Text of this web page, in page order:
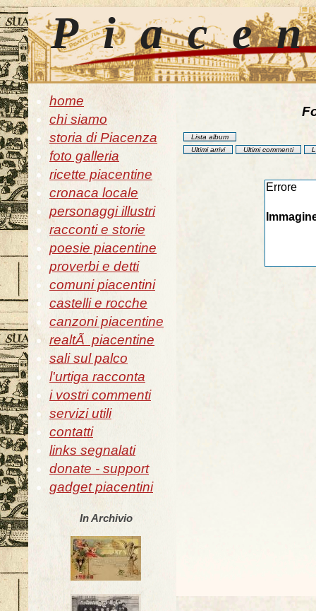
home
chi siamo
storia di Piacenza
foto galleria
ricette piacentine
cronaca locale
personaggi illustri
racconti e storie
poesie piacentine
proverbi e detti
comuni piacentini
castelli e rocche
canzoni piacentine
realtÃ piacentine
sali sul palco
l'urtiga racconta
i vostri commenti
servizi utili
contatti
links segnalati
donate - support
gadget piacentini
In Archivio
Lista album
Ultimi arrivi
Ultimi commenti
Errore